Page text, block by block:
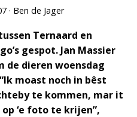
· Ben de Jager
Ternaard en
gespot. Jan Massier
de dieren woensdag
moast noch in bêst
te kommen, mar it
‘e foto te krijen”,